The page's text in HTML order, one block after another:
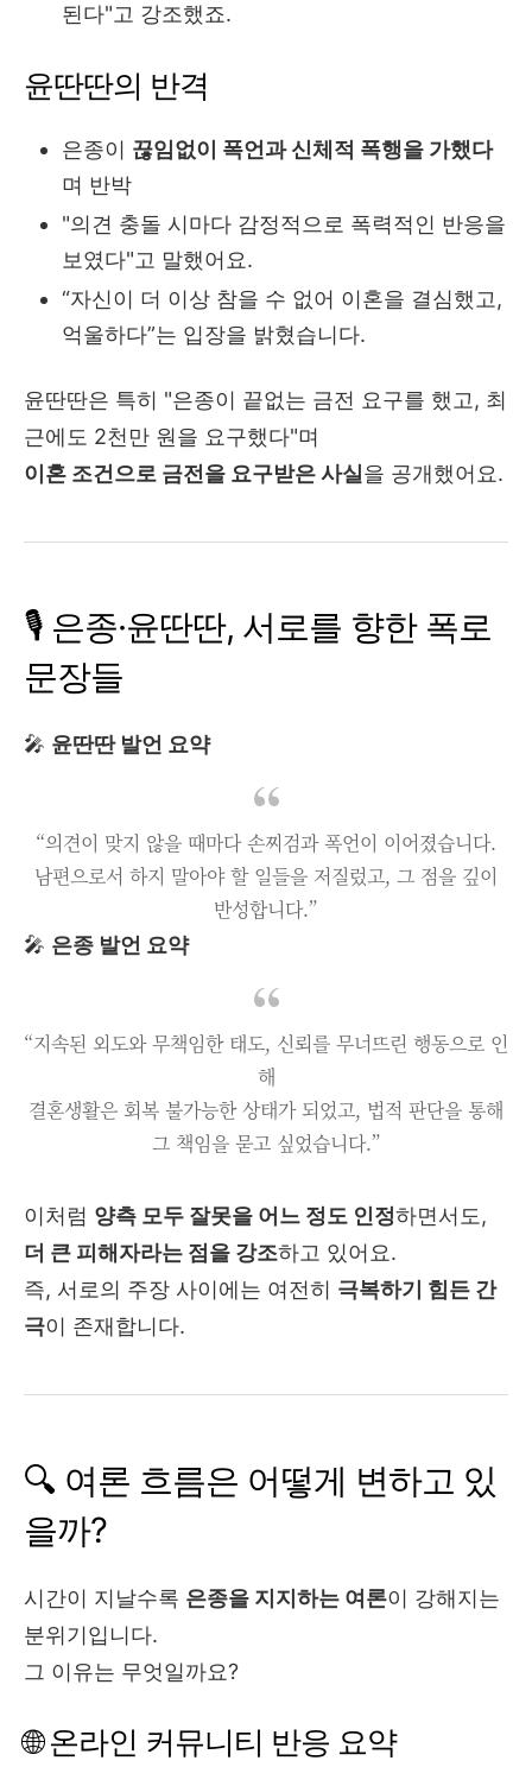
된다"고 강조했죠.
윤딴딴의 반격
은종이 끊임없이 폭언과 신체적 폭행을 가했다
며 반박
"의견 충돌 시마다 감정적으로 폭력적인 반응을
보였다"고 말했어요.
“자신이 더 이상 참을 수 없어 이혼을 결심했고,
억울하다”는 입장을 밝혔습니다.
윤딴딴은 특히 "은종이 끝없는 금전 요구를 했고, 최
근에도 2천만 원을 요구했다"며
이혼 조건으로 금전을 요구받은 사실을 공개했어요.
🎙️ 은종·윤딴딴, 서로를 향한 폭로
문장들
🎤 윤딴딴 발언 요약
“의견이 맞지 않을 때마다 손찌검과 폭언이 이어졌습니다.
남편으로서 하지 말아야 할 일들을 저질렀고, 그 점을 깊이
반성합니다.”
🎤 은종 발언 요약
“지속된 외도와 무책임한 태도, 신뢰를 무너뜨린 행동으로 인
해
결혼생활은 회복 불가능한 상태가 되었고, 법적 판단을 통해
그 책임을 묻고 싶었습니다.”
이처럼 양측 모두 잘못을 어느 정도 인정하면서도,
더 큰 피해자라는 점을 강조하고 있어요.
즉, 서로의 주장 사이에는 여전히 극복하기 힘든 간
극이 존재합니다.
🔍 여론 흐름은 어떻게 변하고 있
을까?
시간이 지날수록 은종을 지지하는 여론이 강해지는
분위기입니다.
그 이유는 무엇일까요?
🌐 온라인 커뮤니티 반응 요약